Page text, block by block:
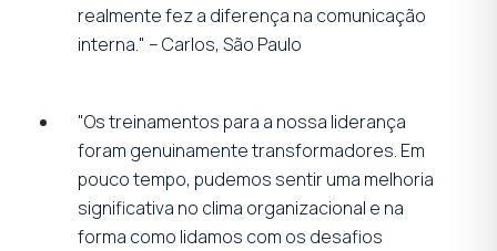
realmente fez a diferença na comunicação
interna." – Carlos, São Paulo
"Os treinamentos para a nossa liderança
foram genuinamente transformadores. Em
pouco tempo, pudemos sentir uma melhoria
significativa no clima organizacional e na
forma como lidamos com os desafios